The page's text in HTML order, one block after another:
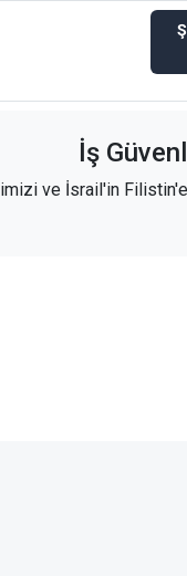
İş
ve İsrail'in